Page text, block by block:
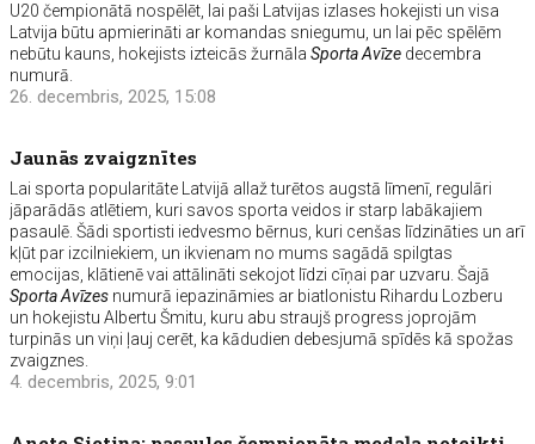
U20 čempionātā nospēlēt, lai paši Latvijas izlases hokejisti un visa
Latvija būtu apmierināti ar komandas sniegumu, un lai pēc spēlēm
nebūtu kauns, hokejists izteicās žurnālaSporta Avīze decembra
numurā.
26. decembris, 2025, 15:08
Jaunās zvaigznītes
Lai sporta popularitāte Latvijā allaž turētos augstā līmenī, regulāri
jāparādās atlētiem, kuri savos sporta veidos ir starp labākajiem
pasaulē. Šādi sportisti iedvesmo bērnus, kuri cenšas līdzināties un arī
kļūt par izcilniekiem, un ikvienam no mums sagādā spilgtas
emocijas, klātienē vai attālināti sekojot līdzi cīņai par uzvaru. Šajā
Sporta Avīzes numurā iepazināmies ar biatlonistu Rihardu Lozberu
un hokejistu Albertu Šmitu, kuru abu straujš progress joprojām
turpinās un viņi ļauj cerēt, ka kādudien debesjumā spīdēs kā spožas
zvaigznes.
4. decembris, 2025, 9:01